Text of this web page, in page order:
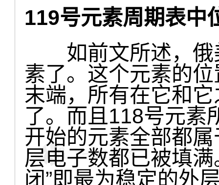
119号元素周期表中
如前文所述，俄
素了。这个元素的
末端，所有在它和它
了。而且118号元素
开始的元素全部都属
层电子数都已被填
闭”即最为稳定的外